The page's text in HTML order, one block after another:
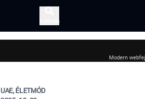
Keresés
Modern
UAE, ÉLETMÓD